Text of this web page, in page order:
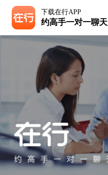
下载在行APP
约高手一对一聊天